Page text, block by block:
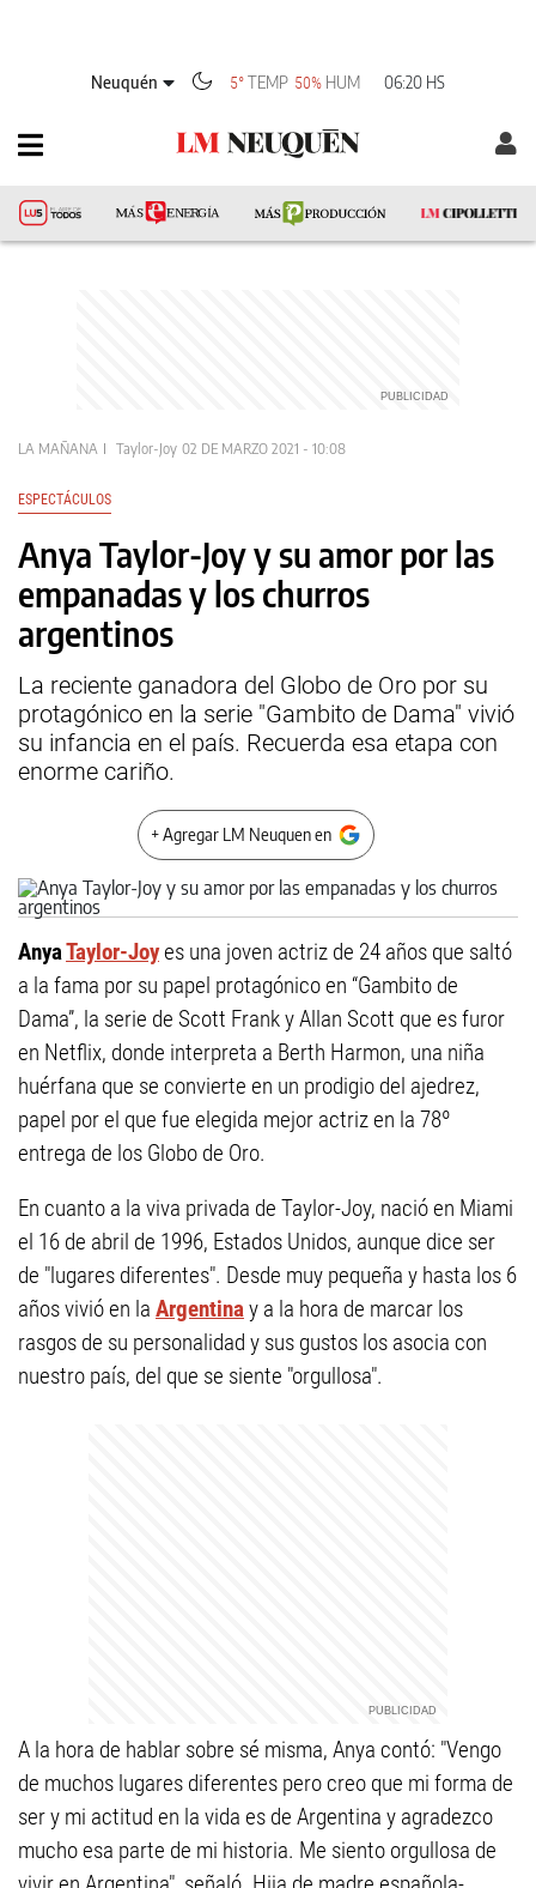
Neuquén 5° TEMP 50% HUM 06:20 HS
LA MAÑANA Taylor-Joy 02 DE MARZO 2021 - 10:08
ESPECTÁCULOS
Anya Taylor-Joy y su amor por las
empanadas y los churros
argentinos
La reciente ganadora del Globo de Oro por su
protagónico en la serie "Gambito de Dama" vivió
su infancia en el país. Recuerda esa etapa con
enorme cariño.
+ Agregar LM Neuquen en
AnyaTaylor-Joyes una joven actriz de 24 años que saltó
a la fama por su papel protagónico en “Gambito de
Dama”, la serie de Scott Frank y Allan Scott que es furor
en Netflix, donde interpreta a Berth Harmon, una niña
huérfana que se convierte en un prodigio del ajedrez,
papel por el que fue elegida mejor actriz en la 78º
entrega de los Globo de Oro.
En cuanto a la viva privada de Taylor-Joy, nació en Miami
el 16 de abril de 1996, Estados Unidos, aunque dice ser
de "lugares diferentes". Desde muy pequeña y hasta los 6
años vivió en la Argentinay a la hora de marcar los
rasgos de su personalidad y sus gustos los asocia con
nuestro país, del que se siente "orgullosa".
A la hora de hablar sobre sé misma, Anya contó: "Vengo
de muchos lugares diferentes pero creo que mi forma de
ser y mi actitud en la vida es de Argentina y agradezco
mucho esa parte de mi historia. Me siento orgullosa de